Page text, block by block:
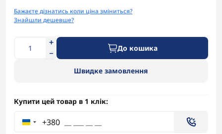
Бажаєте дізнатись коли ціна зміниться?
Знайшли дешевше?
До кошика
Швидке замовлення
Купити цей товар в 1 клік:
+380